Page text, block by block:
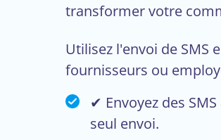
transformer votre
Utilisez l'envoi de SMS
fournisseurs ou
✔ Envoyez des
seul envoi.